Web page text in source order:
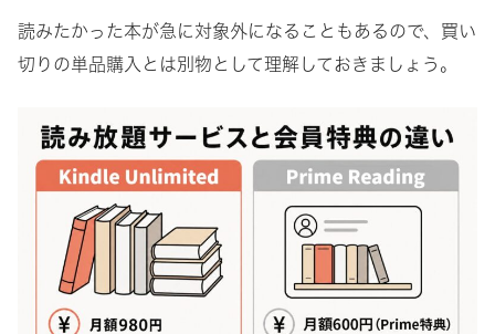
読みたかった本が急に対象外になることもあるので、買い
切りの単品購入とは別物として理解しておきましょう。